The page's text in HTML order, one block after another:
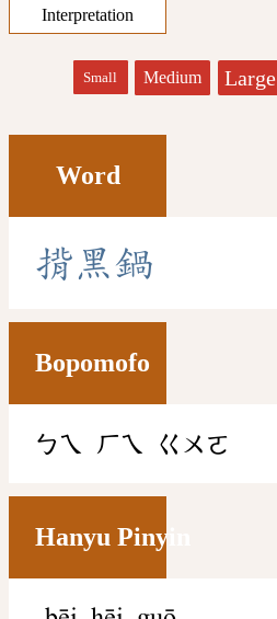
Interpretation
Small Medium Large
Word
揹 黑鍋
Bopomofo
ㄅㄟ ㄏㄟ ㄍㄨㄛ
Hanyu Pinyin